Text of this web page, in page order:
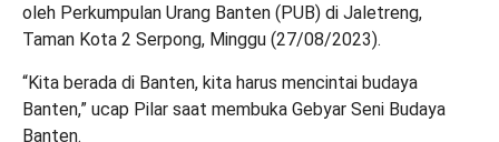
oleh Perkumpulan Urang Banten (PUB) di Jaletreng,
Taman Kota 2 Serpong, Minggu (27/08/2023).
“Kita berada di Banten, kita harus mencintai budaya
Banten,” ucap Pilar saat membuka Gebyar Seni Budaya
Banten.